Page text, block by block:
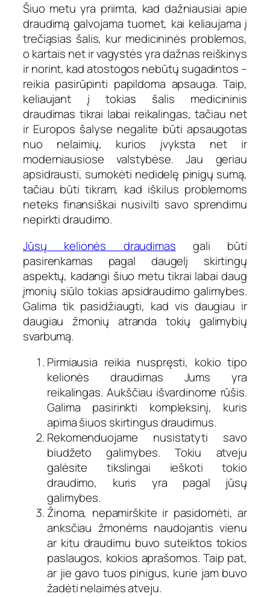
Šiuo metu yra priimta, kad dažniausiai apie
draudimą galvojama tuomet, kai keliaujama į
trečiąsias šalis, kur medicininės problemos,
o kartais net ir vagystės yra dažnas reiškinys
ir norint, kad atostogos nebūtų sugadintos –
reikia pasirūpinti papildoma apsauga. Taip,
keliaujant į tokias šalis medicininis
draudimas tikrai labai reikalingas, tačiau net
ir Europos šalyse negalite būti apsaugotas
nuo nelaimių, kurios įvyksta net ir
moderniausiose valstybėse. Jau geriau
apsidrausti, sumokėti nedidelę pinigų sumą,
tačiau būti tikram, kad iškilus problemoms
neteks finansiškai nusivilti savo sprendimu
nepirkti draudimo.
Jūsų kelionės draudimas gali būti
pasirenkamas pagal daugelį skirtingų
aspektų, kadangi šiuo metu tikrai labai daug
įmonių siūlo tokias apsidraudimo galimybes.
Galima tik pasidžiaugti, kad vis daugiau ir
daugiau žmonių atranda tokių galimybių
svarbumą.
Pirmiausia reikia nuspręsti, kokio tipo
kelionės draudimas Jums yra
reikalingas. Aukščiau išvardinome rūšis.
Galima pasirinkti kompleksinį, kuris
apima šiuos skirtingus draudimus.
Rekomenduojame nusistatyti savo
biudžeto galimybes. Tokiu atveju
galėsite tikslingai ieškoti tokio
draudimo, kuris yra pagal jūsų
galimybes.
Žinoma, nepamirškite ir pasidomėti, ar
anksčiau žmonėms naudojantis vienu
ar kitu draudimu buvo suteiktos tokios
paslaugos, kokios aprašomos. Taip pat,
ar jie gavo tuos pinigus, kurie jam buvo
žadėti nelaimės atveju.